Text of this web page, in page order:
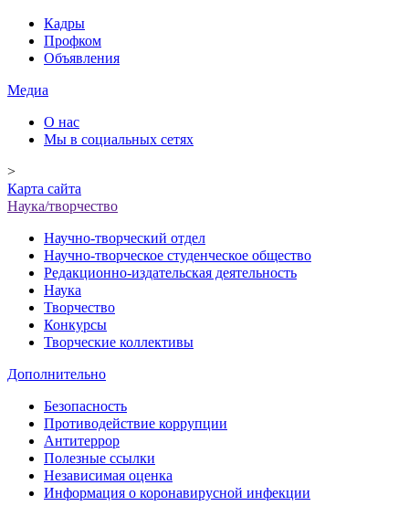
Кадры
Профком
Объявления
Медиа
О нас
Мы в социальных сетях
>
Карта сайта
Наука/творчество
Научно-творческий отдел
Научно-творческое студенческое общество
Редакционно-издательская деятельность
Наука
Творчество
Конкурсы
Творческие коллективы
Дополнительно
Безопасность
Противодействие коррупции
Антитеррор
Полезные ссылки
Независимая оценка
Информация о коронавирусной инфекции